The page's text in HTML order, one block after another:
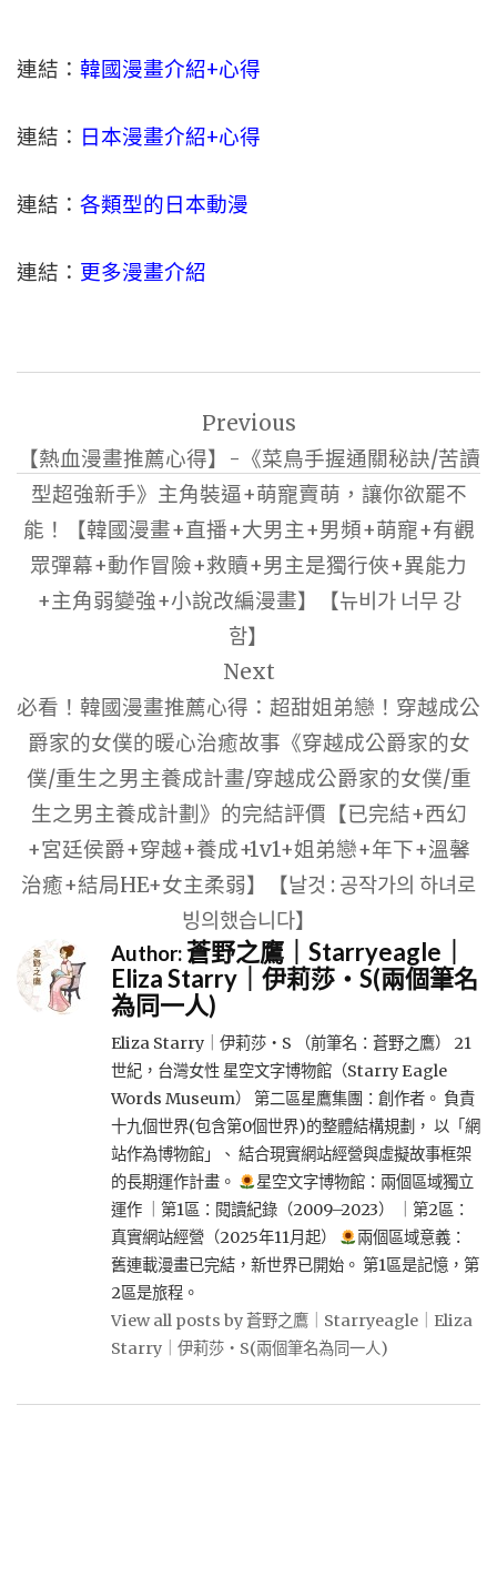
連結： 韓國漫畫介紹+心得
連結： 日本漫畫介紹+心得
連結： 各類型的日本動漫
連結： 更多漫畫介紹
章
導
覽
Previous
【熱血漫畫推薦心得】-《菜鳥手握通關秘訣/苦讀
型超強新手》主角裝逼+萌寵賣萌，讓你欲罷不
能！【韓國漫畫+直播+大男主+男頻+萌寵+有觀
眾彈幕+動作冒險+救贖+男主是獨行俠+異能力
+主角弱變強+小說改編漫畫】【뉴비가 너무 강
함】
Next
必看！韓國漫畫推薦心得：超甜姐弟戀！穿越成公
爵家的女僕的暖心治癒故事《穿越成公爵家的女
僕/重生之男主養成計畫/穿越成公爵家的女僕/重
生之男主養成計劃》的完結評價【已完結+西幻
+宮廷侯爵+穿越+養成+1v1+姐弟戀+年下+溫馨
治癒+結局HE+女主柔弱】【날것 : 공작가의 하녀로
빙의했습니다】
Author:蒼野之鷹｜Starryeagle｜
Eliza Starry｜伊莉莎・S(兩個筆名
為同一人)
Eliza Starry｜伊莉莎・S （前筆名：蒼野之鷹） 21
世紀，台灣女性 星空文字博物館（Starry Eagle
Words Museum） 第二區星鷹集團：創作者。 負責
十九個世界(包含第0個世界)的整體結構規劃， 以「網
站作為博物館」、 結合現實網站經營與虛擬故事框架
的長期運作計畫。
星空文字博物館：兩個區域獨立
運作 ｜第1區：閱讀紀錄（2009–2023） ｜第2區：
真實網站經營（2025年11月起）
兩個區域意義：
舊連載漫畫已完結，新世界已開始。 第1區是記憶，第
2區是旅程。
View all posts by 蒼野之鷹｜Starryeagle｜Eliza
Starry｜伊莉莎・S(兩個筆名為同一人)